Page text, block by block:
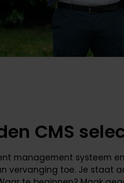
CMS
management systeem
vervanging toe. Je staat